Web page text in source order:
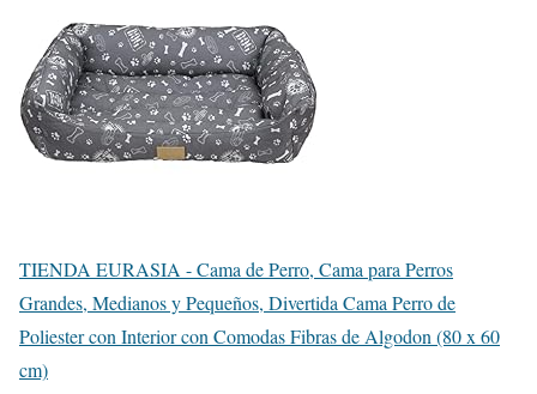
TIENDA EURASIA - Cama de Perro, Cama para Perros
Grandes, Medianos y Pequeños, Divertida Cama Perro de
Poliester con Interior con Comodas Fibras de Algodon (80 x 60
cm)